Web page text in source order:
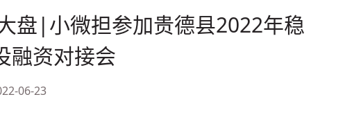
盘|小微担参加贵德县2022年稳
融资对接会
06-23